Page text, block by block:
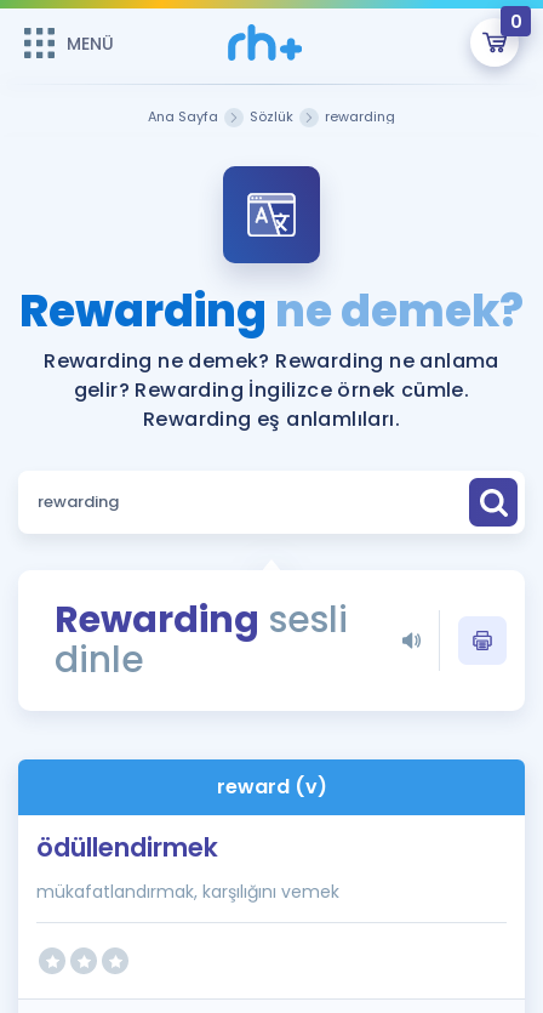
MENÜ
0
Şifremi Hatırlamıyorum
ÜYE DEĞİLİM
Sepetin Şu An Boş.
Remzi Hoca ile seni sınava hazırlayacak onlarca eğitim seni
bekliyor!
MENÜ
Faydalı Araçlar
Sözlük
Rehberlik Aracı
ÖSYM Sınav Takvimi
İngilizce Gramer
Hakkımızda
Ana Sayfa Sözlük rewarding
Rewarding ne demek?
Rewarding ne demek? Rewarding ne anlama
gelir? Rewarding İngilizce örnek cümle.
Rewarding eş anlamlıları.
Rewarding sesli
dinle
reward (v)
ödüllendirmek
mükafatlandırmak, karşılığını vemek